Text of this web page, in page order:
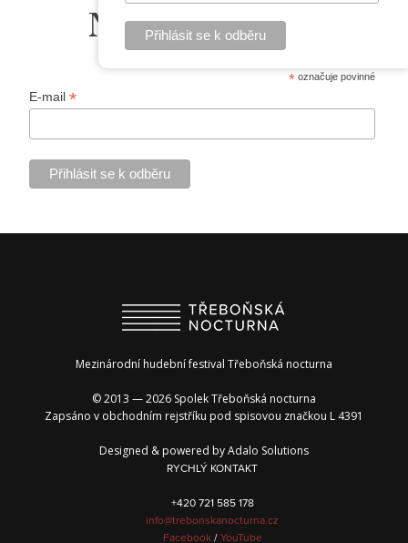
NEWSLETERU
* označuje povinné
E-mail*
Mezinárodní hudební festival Třeboňská nocturna
© 2013 — 2026 Spolek Třeboňská nocturna
Zapsáno v obchodním rejstříku pod spisovou značkou L 4391
Designed & powered byAdalo Solutions
RYCHLÝ KONTAKT
+420 721 585 178
info@trebonskanocturna.cz
Facebook/YouTube